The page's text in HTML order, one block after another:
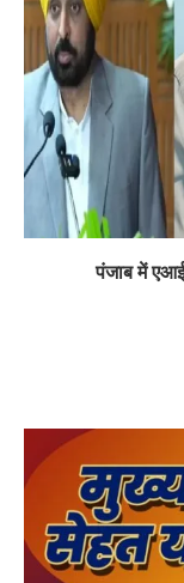
पंजाब में